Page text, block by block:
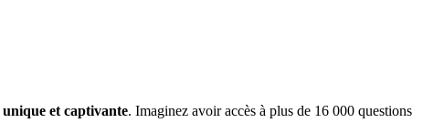
unique et captivante. Imaginez avoir accès à plus de 16 000 questions